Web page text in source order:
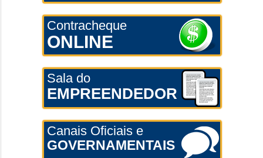
Contracheque
ONLINE
Sala do
EMPREENDEDOR
Canais Oficiais e
GOVERNAMENTAIS